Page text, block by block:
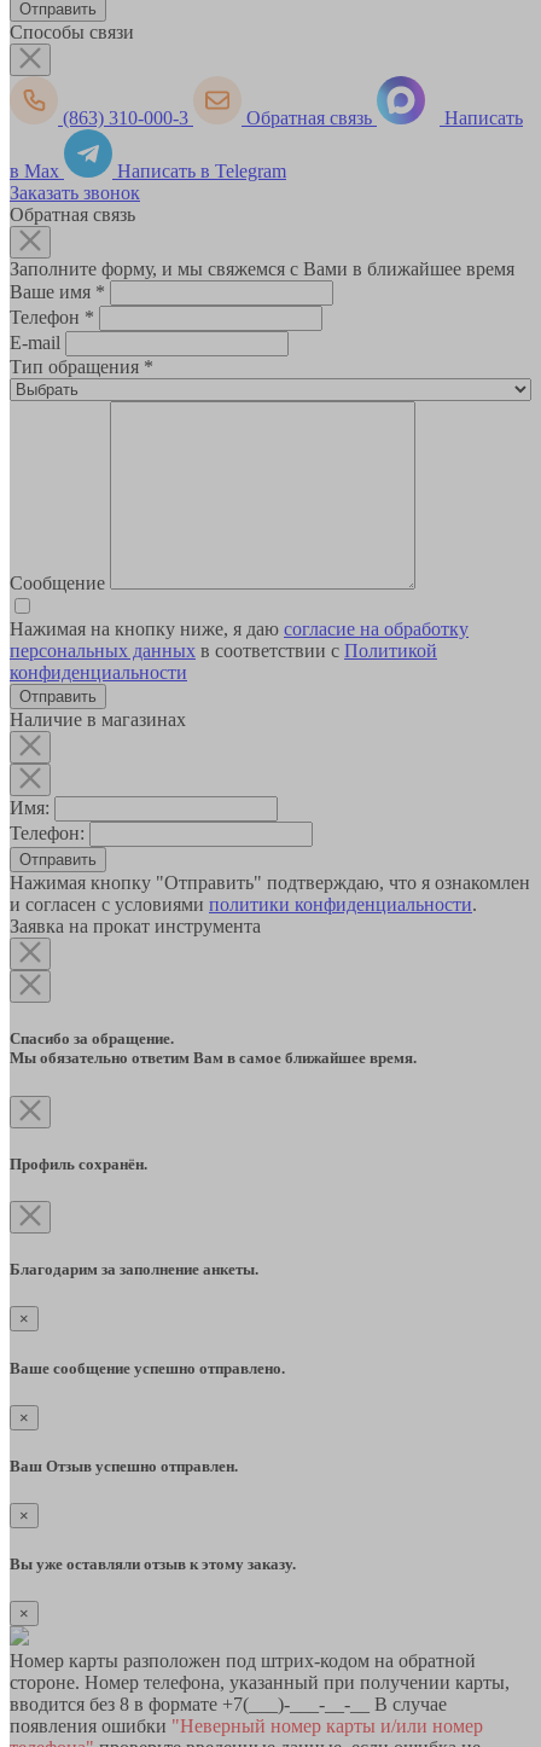
Способы связи
(863) 310-000-3 Обратная связь Написать
в Max
Написать в Telegram
Заказать звонок
Обратная связь
Заполните форму, и мы свяжемся с Вами в ближайшее время
Ваше имя *
Телефон *
E-mail
Тип обращения *
Сообщение
Нажимая на кнопку ниже, я даю согласие на обработку
персональных данных в соответствии с Политикой
конфиденциальности
Наличие в магазинах
Имя:
Телефон:
Отправить
Нажимая кнопку "Отправить" подтверждаю, что я ознакомлен
и согласен с условиями политики конфиденциальности.
Заявка на прокат инструмента
Спасибо за обращение.
Мы обязательно ответим Вам в самое ближайшее время.
Профиль сохранён.
Благодарим за заполнение анкеты.
×
Ваше сообщение успешно отправлено.
×
Ваш Отзыв успешно отправлен.
×
Вы уже оставляли отзыв к этому заказу.
×
Номер карты разположен под штрих-кодом на обратной
стороне. Номер телефона, указанный при получении карты,
вводится без 8 в формате +7(___)-___-__-__ В случае
появления ошибки "Неверный номер карты и/или номер